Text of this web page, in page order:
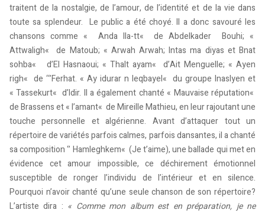
traitent de la nostalgie, de l’amour, de l’identité et de la vie dans
toute sa splendeur. Le public a été choyé. Il a donc savouré les
chansons comme « Anda lla-tt« de Abdelkader Bouhi; «
Attwaligh« de Matoub; « Arwah Arwah; Intas ma diyas et Bnat
sohba« d’El Hasnaoui; « Thalt ayam« d’Ait Menguelle; « Ayen
righ« de ‘‘’Ferhat. « Ay idurar n leqbayel« du groupe Inaslyen et
« Tassekurt« d’Idir. Il a également chanté « Mauvaise réputation«
de Brassens et « l’amant« de Mireille Mathieu, en leur rajoutant une
touche personnelle et algérienne. Avant d’attaquer tout un
répertoire de variétés parfois calmes, parfois dansantes, il a chanté
sa composition ‘’ Hamleghkem« (Je t’aime), une ballade qui met en
évidence cet amour impossible, ce déchirement émotionnel
susceptible de ronger l’individu de l’intérieur et en silence.
Pourquoi n’avoir chanté qu’une seule chanson de son répertoire?
L’artiste dira : « Comme mon album est en préparation, je ne